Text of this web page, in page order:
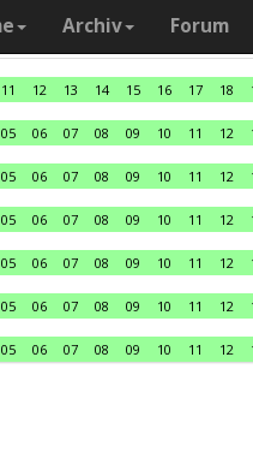
Archiv Forum
11 12 13 14 15 16 17 18
05 06 07 08 09 10 11 12
05 06 07 08 09 10 11 12
05 06 07 08 09 10 11 12
05 06 07 08 09 10 11 12
05 06 07 08 09 10 11 12
05 06 07 08 09 10 11 12